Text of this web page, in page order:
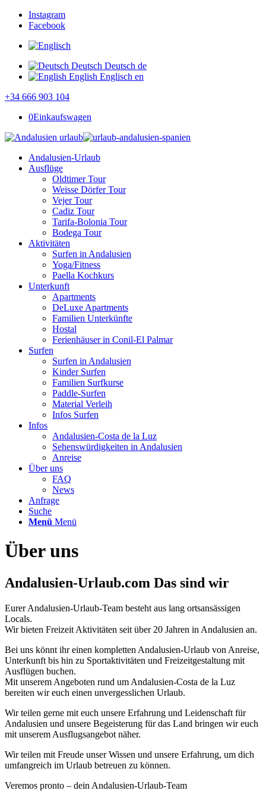
Instagram
Facebook
Deutsch Deutsch de
English Englisch en
+34 666 903 104
0Einkaufswagen
Andalusien-Urlaub
Ausflüge
Oldtimer Tour
Weisse Dörfer Tour
Vejer Tour
Cadiz Tour
Tarifa-Bolonia Tour
Bodega Tour
Aktivitäten
Surfen in Andalusien
Yoga/Fitness
Paella Kochkurs
Unterkunft
Apartments
DeLuxe Apartments
Familien Unterkünfte
Hostal
Ferienhäuser in Conil-El Palmar
Surfen
Surfen in Andalusien
Kinder Surfen
Familien Surfkurse
Paddle-Surfen
Material Verleih
Infos Surfen
Infos
Andalusien-Costa de la Luz
Sehenswürdigkeiten in Andalusien
Anreise
Über uns
FAQ
News
Anfrage
Suche
Menü Menü
Über uns
Andalusien-Urlaub.com Das sind wir
Eurer Andalusien-Urlaub-Team besteht aus lang ortsansässigen
Locals.
Wir bieten Freizeit Aktivitäten seit über 20 Jahren in Andalusien an.
Bei uns könnt ihr einen kompletten Andalusien-Urlaub von Anreise,
Unterkunft bis hin zu Sportaktivitäten und Freizeitgestaltung mit
Ausflügen buchen.
Mit unserem Angeboten rund um Andalusien-Costa de la Luz
bereiten wir euch einen unvergesslichen Urlaub.
Wir teilen gerne mit euch unsere Erfahrung und Leidenschaft für
Andalusien und unsere Begeisterung für das Land bringen wir euch
mit unserem Ausflugsangebot näher.
Wir teilen mit Freude unser Wissen und unsere Erfahrung, um dich
umfangreich im Urlaub betreuen zu können.
Veremos pronto – dein Andalusien-Urlaub-Team